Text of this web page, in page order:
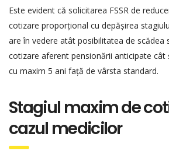
Este evident că solicitarea FSSR de
cotizare proporțional cu depășirea
are în vedere atât posibilitatea de scădea
cotizare aferent pensionării anticipate cât
cu maxim 5 ani față de vârsta standard.
Stagiul maxim de
cazul medicilor